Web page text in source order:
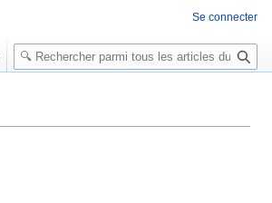
Se connecter
R
e
e